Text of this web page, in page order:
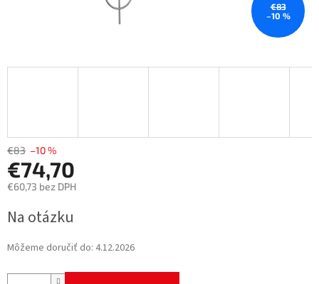
€83
–10 %
€83 –10 %
€74,70
€60,73 bez DPH
cena:
Na otázku
Môžeme doručiť do: 4.12.2026